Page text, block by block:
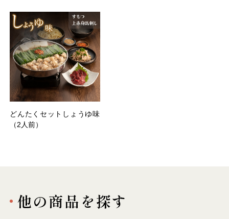
どんたくセットしょうゆ味
（2人前）
他の商品を探す